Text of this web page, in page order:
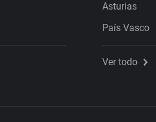
Asturias
País Vasco
Ver todo